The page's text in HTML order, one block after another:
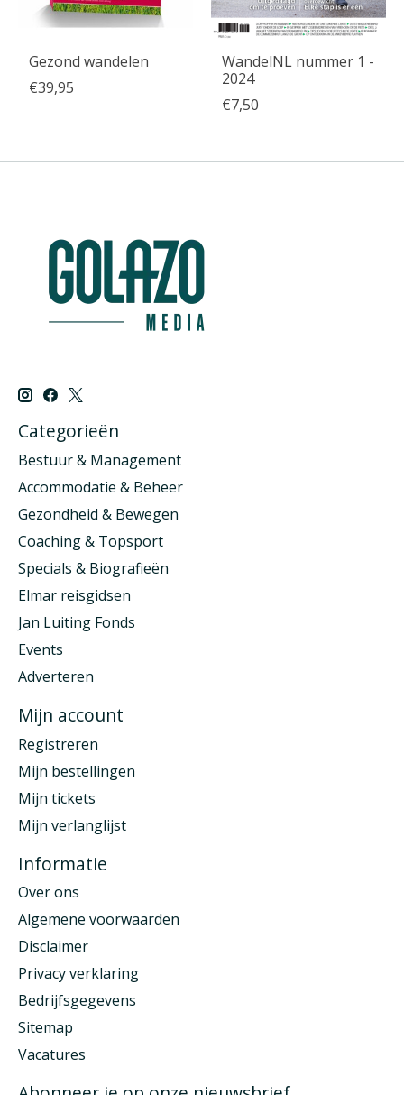
Gezond wandelen
€39,95
WandelNL nummer 1 -
2024
€7,50
Categorieën
Bestuur & Management
Accommodatie & Beheer
Gezondheid & Bewegen
Coaching & Topsport
Specials & Biografieën
Elmar reisgidsen
Jan Luiting Fonds
Events
Adverteren
Mijn account
Registreren
Mijn bestellingen
Mijn tickets
Mijn verlanglijst
Informatie
Over ons
Algemene voorwaarden
Disclaimer
Privacy verklaring
Bedrijfsgegevens
Sitemap
Vacatures